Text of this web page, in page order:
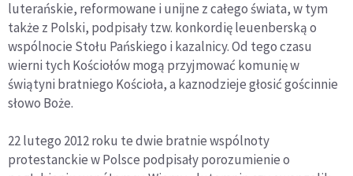
luterańskie, reformowane i unijne z całego świata, w tym
także z Polski, podpisały tzw. konkordię leuenberską o
wspólnocie Stołu Pańskiego i kazalnicy. Od tego czasu
wierni tych Kościołów mogą przyjmować komunię w
świątyni bratniego Kościoła, a kaznodzieje głosić gościnnie
słowo Boże.
22 lutego 2012 roku te dwie bratnie wspólnoty
protestanckie w Polsce podpisały porozumienie o